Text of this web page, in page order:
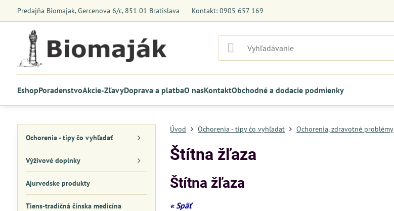
Predajňa Biomajak, Gercenova 6/c, 851 01 Bratislava Kontakt: 0905 657 169
EshopPoradenstvoAkcie-ZľavyDoprava a platbaO nasKontaktObchodné a dodacie podmienky
Úvod Ochorenia - tipy čo vyhľadať Ochorenia, zdravotné problémy
Štítna žľaza
Štítna žľaza
« Späť
Ochorenia - tipy čo vyhľadať
Výživové doplnky
Ajurvedske produkty
Tiens-tradičná čínska medicína